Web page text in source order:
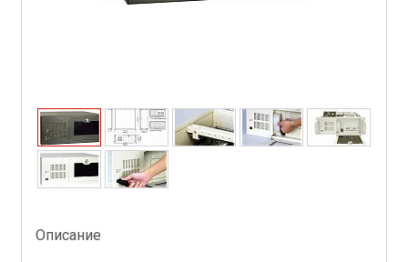
Описание